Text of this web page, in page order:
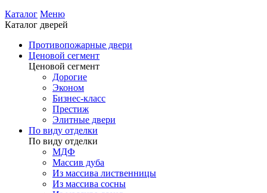
Каталог Меню
Каталог дверей
Противопожарные двери
Ценовой сегмент
Ценовой сегмент
Дорогие
Эконом
Бизнес-класс
Престиж
Элитные двери
По виду отделки
По виду отделки
МДФ
Массив дуба
Из массива лиственницы
Из массива сосны